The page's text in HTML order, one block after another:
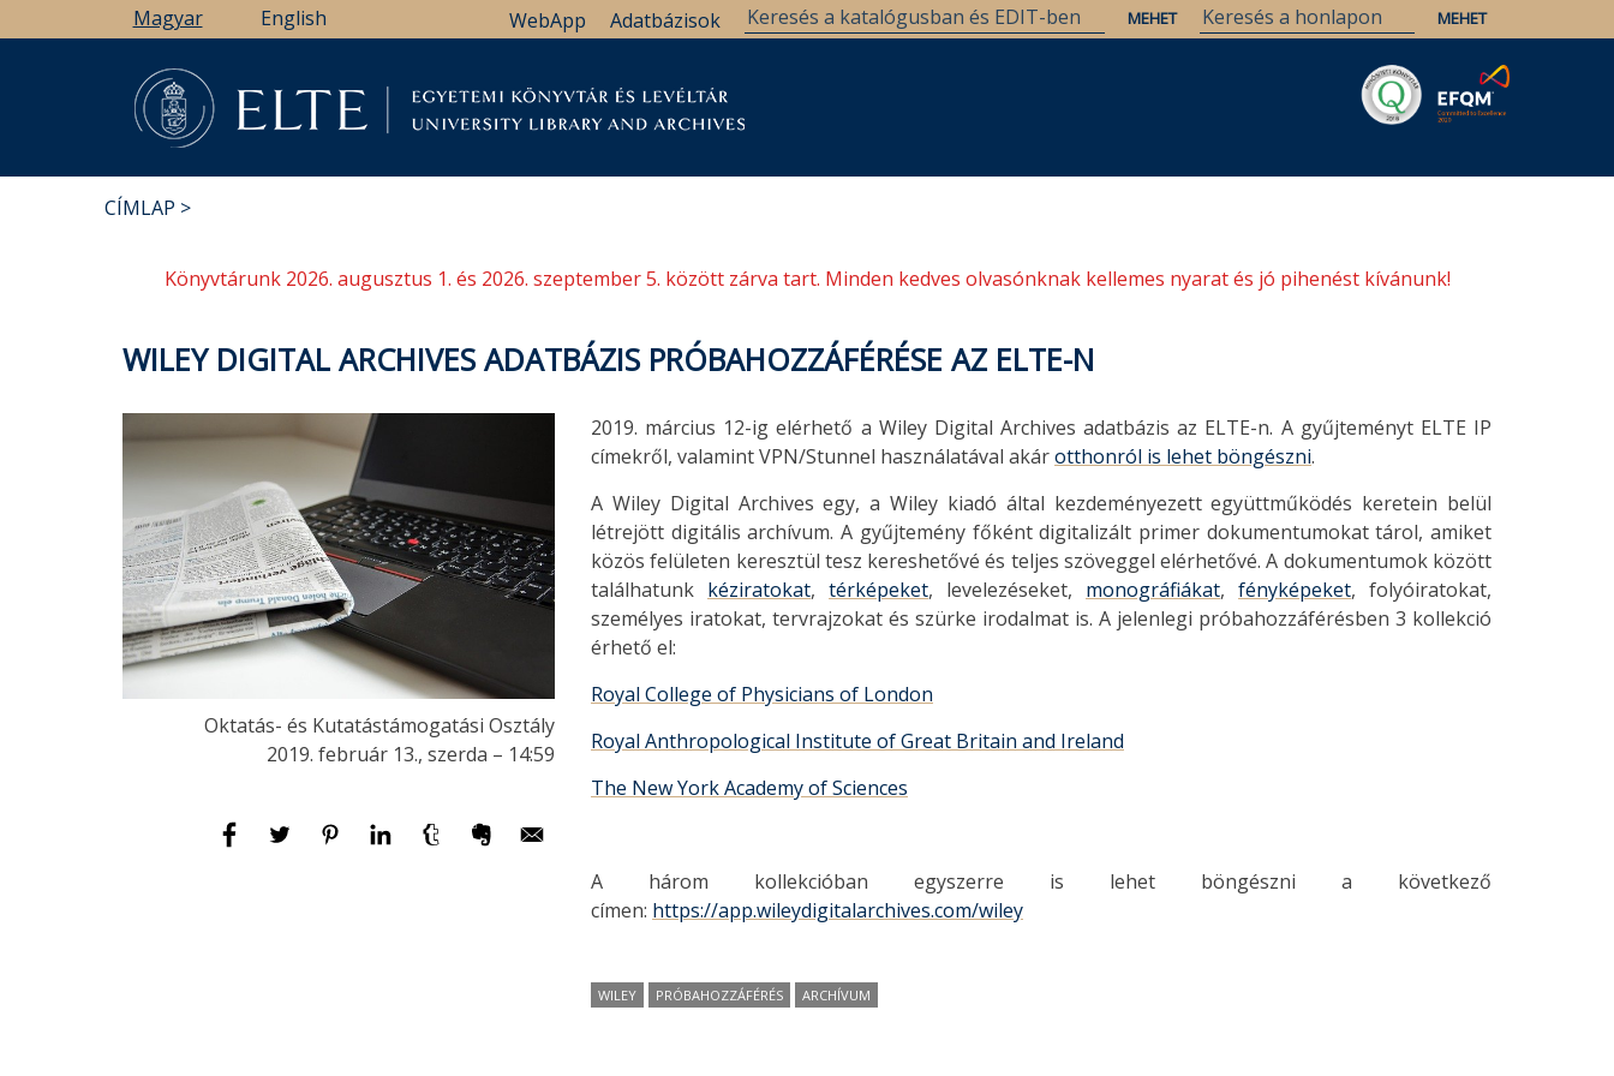
a
Magyar English Adatbázisok
WebApp
CÍMLAP
Könyvtárunk 2026. augusztus 1. és 2026. szeptember 5. között zárva tart. Minden kedves olvasónknak kellemes nyarat és jó pihenést kívánunk!
WILEY DIGITAL ARCHIVES ADATBÁZIS PRÓBAHOZZÁFÉRÉSE AZ ELTE-N
Oktatás- és Kutatástámogatási Osztály
2019. február 13., szerda – 14:59
2019. március 12-ig elérhető a Wiley Digital Archives adatbázis az ELTE-n. A gyűjteményt ELTE IP
címekről, valamint VPN/Stunnel használatával akárotthonról is lehet böngészni.
A Wiley Digital Archives egy, a Wiley kiadó által kezdeményezett együttműködés keretein belül
létrejött digitális archívum. A gyűjtemény főként digitalizált primer dokumentumokat tárol, amiket
közös felületen keresztül tesz kereshetővé és teljes szöveggel elérhetővé. A dokumentumok között
találhatunk kéziratokat, térképeket, levelezéseket, monográfiákat, fényképeket, folyóiratokat,
személyes iratokat, tervrajzokat és szürke irodalmat is. A jelenlegi próbahozzáférésben 3 kollekció
érhető el:
Royal College of Physicians of London
Royal Anthropological Institute of Great Britain and Ireland
The New York Academy of Sciences
A három kollekcióban egyszerre is lehet böngészni a következő
címen: https://app.wileydigitalarchives.com/wiley
WILEY PRÓBAHOZZÁFÉRÉS ARCHÍVUM